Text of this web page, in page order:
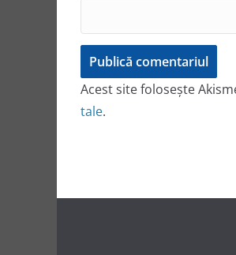
Acest site folosește
tale.